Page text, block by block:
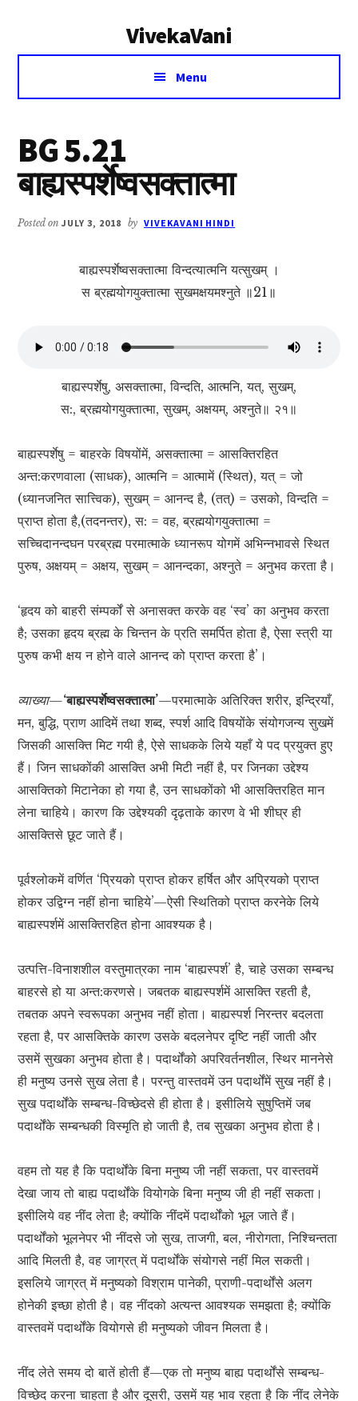
VivekaVani
Voice
Vivekananda
Menu
BG 5.21
बाह्यस्पर्शेष्वसक्तात्मा
Posted onJULY 3, 2018 by VIVEKAVANI HINDI
बाह्यस्पर्शेष्वसक्तात्मा विन्दत्यात्मनि यत्सुखम् ।
स ब्रह्मयोगयुक्तात्मा सुखमक्षयमश्नुते ॥21॥
बाह्यस्पर्शेषु, असक्तात्मा, विन्दति, आत्मनि, यत्, सुखम्,
स:, ब्रह्मयोगयुक्तात्मा, सुखम्, अक्षयम्, अश्नुते॥ २१॥
बाह्यस्पर्शेषु = बाहरके विषयोंमें, असक्तात्मा = आसक्तिरहित
अन्त:करणवाला (साधक), आत्मनि = आत्मामें (स्थित), यत् = जो
(ध्यानजनित सात्त्विक), सुखम् = आनन्द है, (तत्) = उसको, विन्दति =
प्राप्त होता है,(तदनन्तर), स: = वह, ब्रह्मयोगयुक्तात्मा =
सच्चिदानन्दघन परब्रह्म परमात्माके ध्यानरूप योगमें अभिन्नभावसे स्थित
पुरुष, अक्षयम् = अक्षय, सुखम् = आनन्दका, अश्नुते = अनुभव करता है।
‘हृदय को बाहरी संम्पर्कों से अनासक्त करके वह ‘स्व’ का अनुभव करता
है; उसका हृदय ब्रह्म के चिन्तन के प्रति समर्पित होता है, ऐसा स्त्री या
पुरुष कभी क्षय न होने वाले आनन्द को प्राप्त करता है’।
व्याख्या—‘बाह्यस्पर्शेष्वसक्तात्मा’—परमात्माके अतिरिक्त शरीर, इन्द्रियाँ,
मन, बुद्धि, प्राण आदिमें तथा शब्द, स्पर्श आदि विषयोंके संयोगजन्य सुखमें
जिसकी आसक्ति मिट गयी है, ऐसे साधकके लिये यहाँ ये पद प्रयुक्त हुए
हैं। जिन साधकोंकी आसक्ति अभी मिटी नहीं है, पर जिनका उद्देश्य
आसक्तिको मिटानेका हो गया है, उन साधकोंको भी आसक्तिरहित मान
लेना चाहिये। कारण कि उद्देश्यकी दृढ़ताके कारण वे भी शीघ्र ही
आसक्तिसे छूट जाते हैं।
पूर्वश्लोकमें वर्णित ‘प्रियको प्राप्त होकर हर्षित और अप्रियको प्राप्त
होकर उद्विग्न नहीं होना चाहिये’—ऐसी स्थितिको प्राप्त करनेके लिये
बाह्यस्पर्शमें आसक्तिरहित होना आवश्यक है।
उत्पत्ति-विनाशशील वस्तुमात्रका नाम ‘बाह्यस्पर्श’ है, चाहे उसका सम्बन्ध
बाहरसे हो या अन्त:करणसे। जबतक बाह्यस्पर्शमें आसक्ति रहती है,
तबतक अपने स्वरूपका अनुभव नहीं होता। बाह्यस्पर्श निरन्तर बदलता
रहता है, पर आसक्तिके कारण उसके बदलनेपर दृष्टि नहीं जाती और
उसमें सुखका अनुभव होता है। पदार्थोंको अपरिवर्तनशील, स्थिर माननेसे
ही मनुष्य उनसे सुख लेता है। परन्तु वास्तवमें उन पदार्थोंमें सुख नहीं है।
सुख पदार्थोंके सम्बन्ध-विच्छेदसे ही होता है। इसीलिये सुषुप्तिमें जब
पदार्थोंके सम्बन्धकी विस्मृति हो जाती है, तब सुखका अनुभव होता है।
वहम तो यह है कि पदार्थोंके बिना मनुष्य जी नहीं सकता, पर वास्तवमें
देखा जाय तो बाह्य पदार्थोंके वियोगके बिना मनुष्य जी ही नहीं सकता।
इसीलिये वह नींद लेता है; क्योंकि नींदमें पदार्थोंको भूल जाते हैं।
पदार्थोंको भूलनेपर भी नींदसे जो सुख, ताजगी, बल, नीरोगता, निश्चिन्तता
आदि मिलती है, वह जाग्रत् में पदार्थोंके संयोगसे नहीं मिल सकती।
इसलिये जाग्रत् में मनुष्यको विश्राम पानेकी, प्राणी-पदार्थोंसे अलग
होनेकी इच्छा होती है। वह नींदको अत्यन्त आवश्यक समझता है; क्योंकि
वास्तवमें पदार्थोंके वियोगसे ही मनुष्यको जीवन मिलता है।
नींद लेते समय दो बातें होती हैं—एक तो मनुष्य बाह्य पदार्थोंसे सम्बन्ध-
विच्छेद करना चाहता है और दूसरी, उसमें यह भाव रहता है कि नींद लेनेके